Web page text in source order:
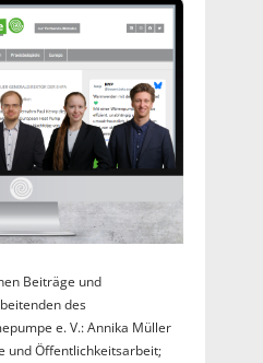
Beiträge und
des
e. V.: Annika Müller
und Öffentlichkeitsarbeit;